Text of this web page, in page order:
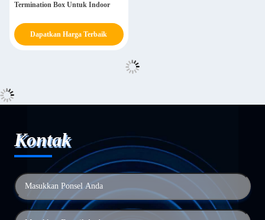
Termination Box Untuk Indoor
Dapatkan Harga Terbaik
Kontak